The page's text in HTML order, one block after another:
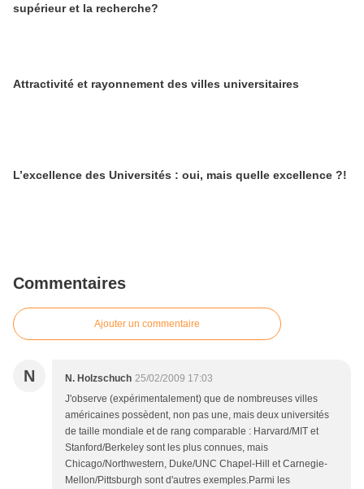
supérieur et la recherche?
Attractivité et rayonnement des villes universitaires
L’excellence des Universités : oui, mais quelle excellence ?!
Commentaires
Ajouter un commentaire
N N. Holzschuch 25/02/2009 17:03
J'observe (expérimentalement) que de nombreuses villes
américaines possèdent, non pas une, mais deux universités
de taille mondiale et de rang comparable : Harvard/MIT et
Stanford/Berkeley sont les plus connues, mais
Chicago/Northwestern, Duke/UNC Chapel-Hill et Carnegie-
Mellon/Pittsburgh sont d'autres exemples.Parmi les